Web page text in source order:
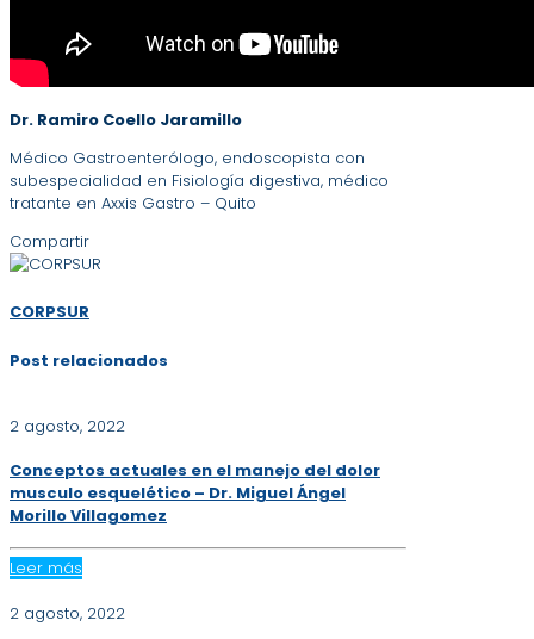
Dr. Ramiro Coello Jaramillo
Médico Gastroenterólogo, endoscopista con
subespecialidad en Fisiología digestiva, médico
tratante en Axxis Gastro – Quito
Compartir
CORPSUR
Post relacionados
2 agosto, 2022
Conceptos actuales en el manejo del dolor
musculo esquelético – Dr. Miguel Ángel
Morillo Villagomez
Leer más
2 agosto, 2022